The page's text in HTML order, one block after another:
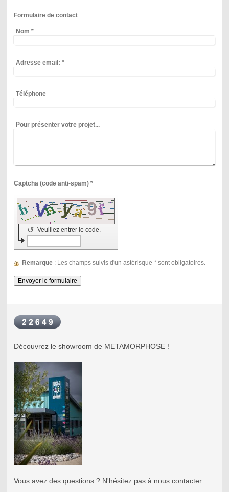
Formulaire de contact
Nom *
Adresse email: *
Téléphone
Pour présenter votre projet...
Captcha (code anti-spam) *
Veuillez entrer le code.
↺
Remarque : Les champs suivis d'un astérisque *sont obligatoires.
Découvrez le showroom de METAMORPHOSE !
Vous avez des questions ? N'hésitez pas à nous contacter :